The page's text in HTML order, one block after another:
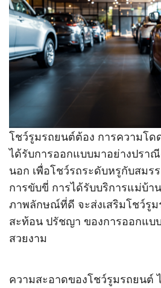
โชว์รูมรถยนต์ต้อง การความโ
ได้รับการออกแบบมาอย่างปรา
นอก เพื่อโชว์รถระดับหรูกับสมร
การขับขี่ การได้รับบริการแม่บ้า
ภาพลักษณ์ที่ดี จะส่งเสริมโชว์รูม
สะท้อน ปรัชญา ของการออกแบ
สวยงาม
ความสะอาดของโชว์รูมรถยนต์